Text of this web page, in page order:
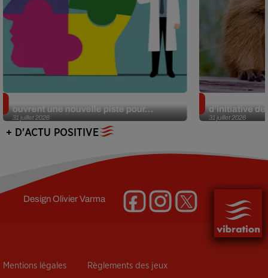
31 juillet 2026
ouvrent une nouvelle piste pour...
31 juillet 2026
d’initiative
+ D'ACTU POSITIVE
DesignOlivier Varma
Mentions légales Règlements des jeux